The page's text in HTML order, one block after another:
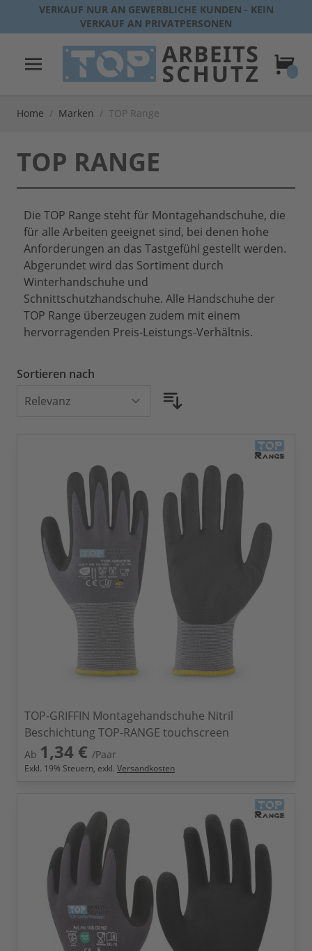
Direkt zum Inhalt
VERKAUF NUR AN GEWERBLICHE KUNDEN - KEIN
VERKAUF AN PRIVATPERSONEN
Home / Marken / TOP Range
TOP RANGE
Die TOP Range steht für Montagehandschuhe, die
für alle Arbeiten geeignet sind, bei denen hohe
Anforderungen an das Tastgefühl gestellt werden.
Abgerundet wird das Sortiment durch
Winterhandschuhe und
Schnittschutzhandschuhe. Alle Handschuhe der
TOP Range überzeugen zudem mit einem
hervorragenden Preis-Leistungs-Verhältnis.
Sortieren nach
TOP-GRIFFIN Montagehandschuhe Nitril
Beschichtung TOP-RANGE touchscreen
Ab 1,34 € /Paar
Exkl. 19% Steuern, exkl. Versandkosten